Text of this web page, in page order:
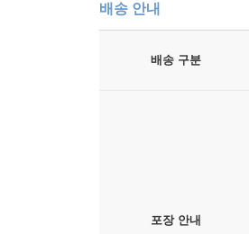
배송 안내
배송 구분
포장 안내